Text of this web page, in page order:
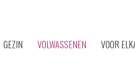
GEZIN VOLWASSENEN VOOR